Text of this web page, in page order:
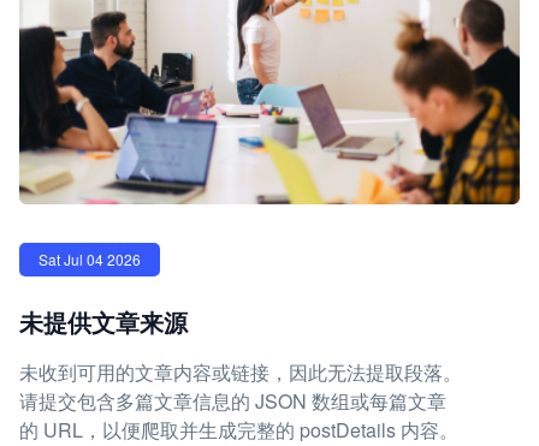
Sat Jul 04 2026
未提供文章来源
未收到可用的文章内容或链接，因此无法提取段落。
请提交包含多篇文章信息的 JSON 数组或每篇文章
的 URL，以便爬取并生成完整的 postDetails 内容。